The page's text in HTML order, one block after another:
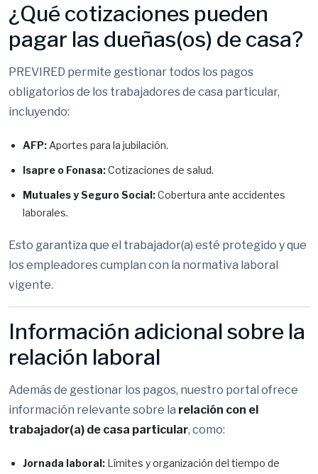
¿Qué cotizaciones pueden
pagar las dueñas(os) de casa?
PREVIRED permite gestionar todos los pagos
obligatorios de los trabajadores de casa particular,
incluyendo:
AFP: Aportes para la jubilación.
Isapre o Fonasa:Cotizaciones de salud.
Mutuales y Seguro Social:Cobertura ante accidentes
laborales.
Esto garantiza que el trabajador(a) esté protegido y que
los empleadores cumplan con la normativa laboral
vigente.
Información adicional sobre la
relación laboral
Además de gestionar los pagos, nuestro portal ofrece
información relevante sobre la relación con el
trabajador(a) de casa particular, como:
Jornada laboral: Límites y organización del tiempo de